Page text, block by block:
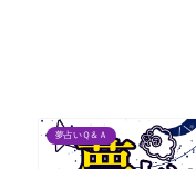
夢占いＱ＆Ａ